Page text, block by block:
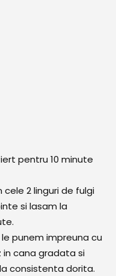
pentru 10 minute
2 linguri de fulgi
si lasam la
punem impreuna cu
cana gradata si
consistenta dorita.